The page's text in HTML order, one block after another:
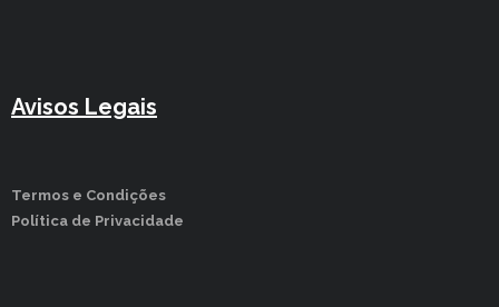
Avisos Legais
Termos e Condições
Política de Privacidade